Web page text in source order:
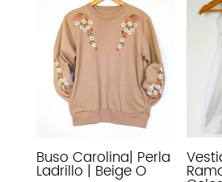
Buso Carolina| Perla
Ladrillo | Beige O